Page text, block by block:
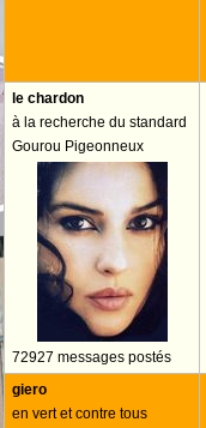
le chardon
à la recherche du standard
Gourou Pigeonneux
72927 messages postés
giero
en vert et contre tous